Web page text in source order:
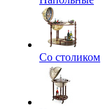
Со столиком